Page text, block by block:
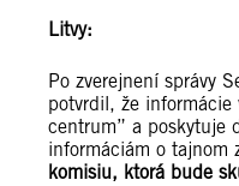
Litvy:
Po zverejnení správy
potvrdil, že informácie
centrum” a poskytuje
informáciám o tajnom
komisiu, ktorá bude